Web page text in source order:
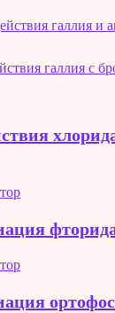
галлия и
галлия с